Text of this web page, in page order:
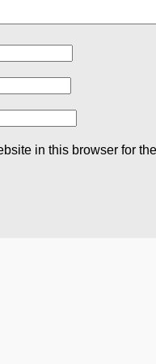
in this browser for